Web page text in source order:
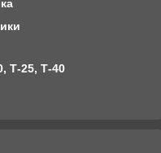
Т-25, Т-40